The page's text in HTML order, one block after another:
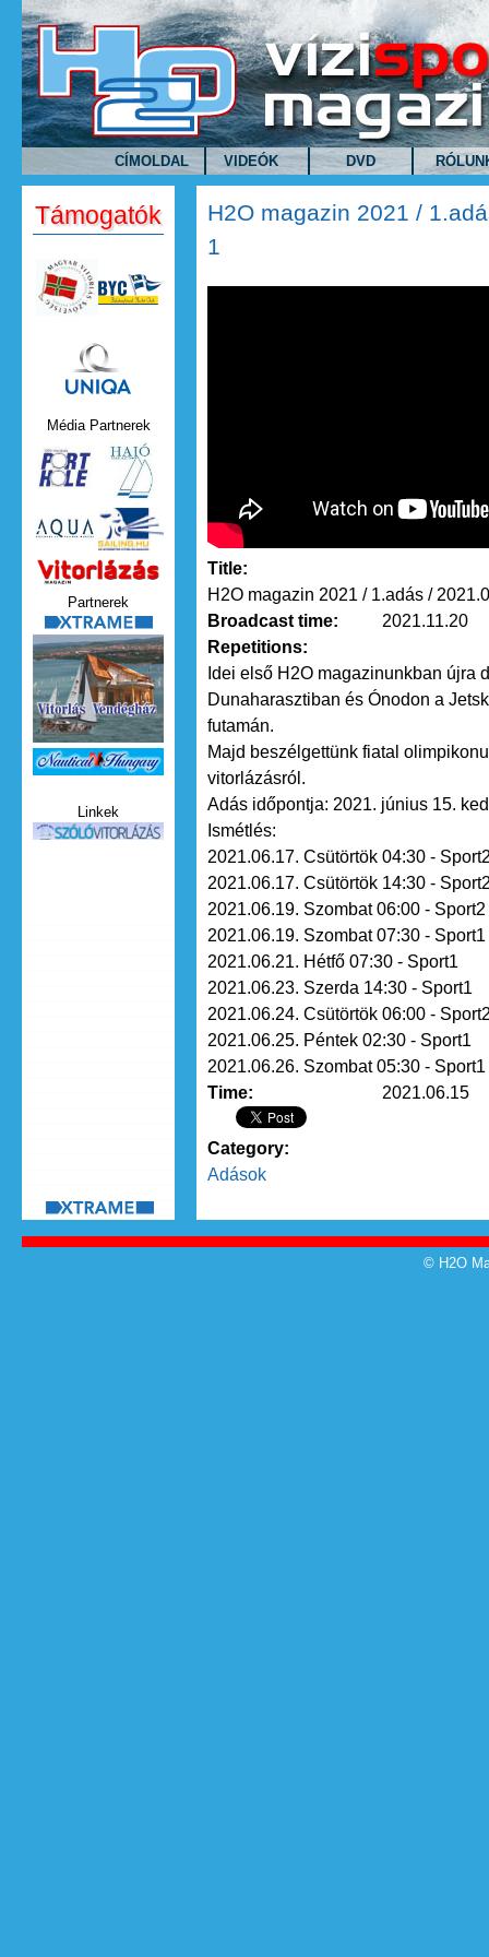
Ugrás a tartalomra
CÍMOLDAL VIDEÓK DVD
H2O magazin 2021 /
1
Title:
H2O magazin 2021 / 1.adás /
Broadcast time:
2021.11.20
Repetitions:
Idei első H2O magazinunkban újra
Dunaharasztiban és Ónodon a
futamán.
Majd beszélgettünk fiatal
vitorlázásról.
Adás időpontja: 2021. június 15.
Ismétlés:
2021.06.17. Csütörtök 04:30 -
2021.06.17. Csütörtök 14:30 -
2021.06.19. Szombat 06:00 - Sport2
2021.06.19. Szombat 07:30 - Sport1
2021.06.21. Hétfő 07:30 - Sport1
2021.06.23. Szerda 14:30 - Sport1
2021.06.24. Csütörtök 06:00 -
2021.06.25. Péntek 02:30 - Sport1
2021.06.26. Szombat 05:30 - Sport1
Time:
2021.06.15
Category:
Adások
Támogatók
Uniqa.png
Média Partnerek
Vitorlazas_magazin.jpg
Partnerek
xtrame.png
Nauticat.jpg
Linkek
szolo_vitorlazas.jpg
© H2O